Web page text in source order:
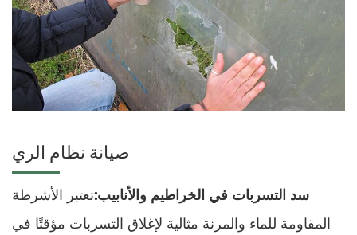
صيانة نظام الري
سد التسربات في الخراطيم والأنابيب:تعتبر الأشرطة
المقاومة للماء والمرنة مثالية لإغلاق التسربات مؤقتًا في